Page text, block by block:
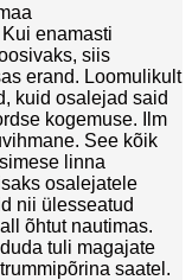
enamasti
siis
erand. Loomulikult
kuid osalejad said
kogemuse. Ilm
See kõik
linna
osalejatele
nii ülesseatud
õhtut nautimas.
tuli magajate
saatel.